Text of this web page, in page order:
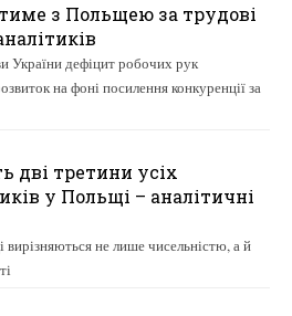
з Польщею за трудові
України дефіцит робочих рук
на фоні посилення конкуренції за
дві третини усіх
у Польщі – аналітичні
вирізняються не лише чисельністю, а й